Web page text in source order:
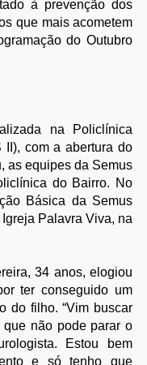
à prevenção dos
que mais acometem
do Outubro
na Policlínica
II), com a abertura do
as equipes da Semus
do Bairro. No
Básica da Semus
Palavra Viva, na
34 anos, elogiou
ter conseguido um
do filho. “Vim buscar
não pode parar o
Estou bem
e só tenho que